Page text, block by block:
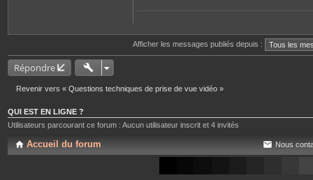
Afficher les messages publiés depuis :
Répondre
Revenir vers « Questions techniques de prise de vue vidéo »
QUI EST EN LIGNE ?
Utilisateurs parcourant ce forum : Aucun utilisateur inscrit et 4 invités
Accueil du forum Nous